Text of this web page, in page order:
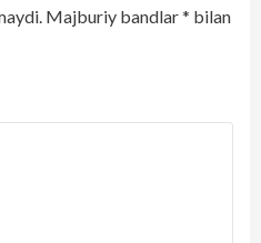
Majburiy bandlar* bilan